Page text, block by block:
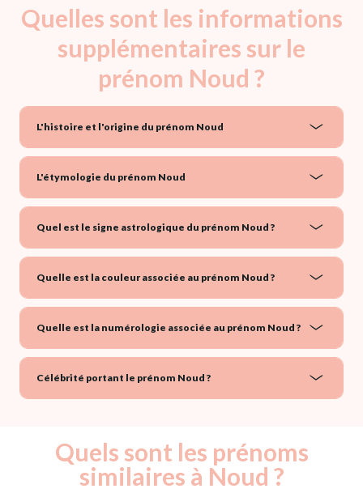
Quelles sont les informations
supplémentaires sur le
prénom Noud ?
L'histoire et l'origine du prénom Noud
L'étymologie du prénom Noud
Quel est le signe astrologique du prénom Noud ?
Quelle est la couleur associée au prénom Noud ?
Quelle est la numérologie associée au prénom Noud ?
Célébrité portant le prénom Noud ?
Quels sont les prénoms
similaires à Noud ?